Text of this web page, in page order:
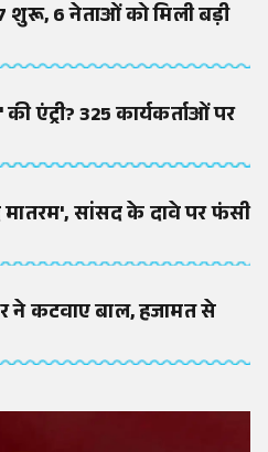
शुरू, 6 नेताओं को मिली बड़ी
एंट्री? 325 कार्यकर्ताओं पर
सांसद के दावे पर फंसी
कटवाए बाल, हजामत से